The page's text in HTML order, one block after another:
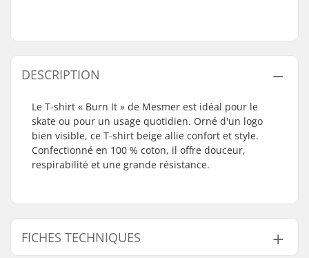
DESCRIPTION
Le T-shirt « Burn It » de Mesmer est idéal pour le
skate ou pour un usage quotidien. Orné d'un logo
bien visible, ce T-shirt beige allie confort et style.
Confectionné en 100 % coton, il offre douceur,
respirabilité et une grande résistance.
FICHES TECHNIQUES